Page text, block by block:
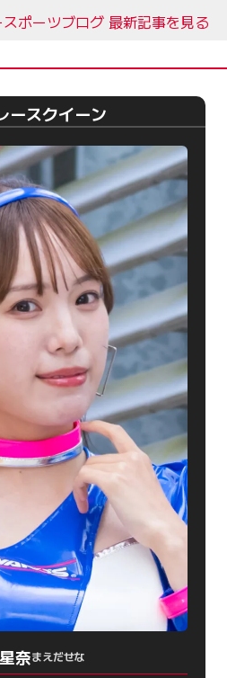
ポーツブログ 最新記事を見る
ースクイーン
奈まえだせな